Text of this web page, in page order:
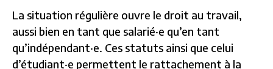
La situation régulière ouvre le droit au travail,
aussi bien en tant que salarié·e qu’en tant
qu’indépendant·e. Ces statuts ainsi que celui
d’étudiant·e permettent le rattachement à la